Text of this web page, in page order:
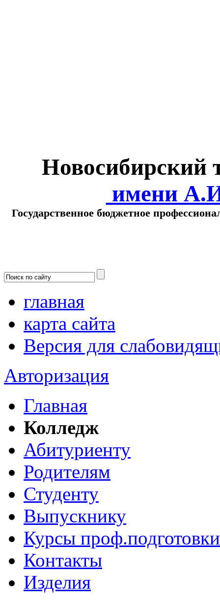
Новосибирский
имени
Государственное бюджетное
главная
карта сайта
Версия для
Авторизация
Главная
Колледж
Абитуриенту
Родителям
Студенту
Выпускнику
Курсы проф.подготовки
Контакты
Изделия